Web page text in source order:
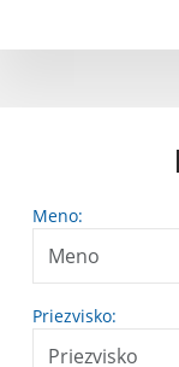
Meno:
Priezvisko: